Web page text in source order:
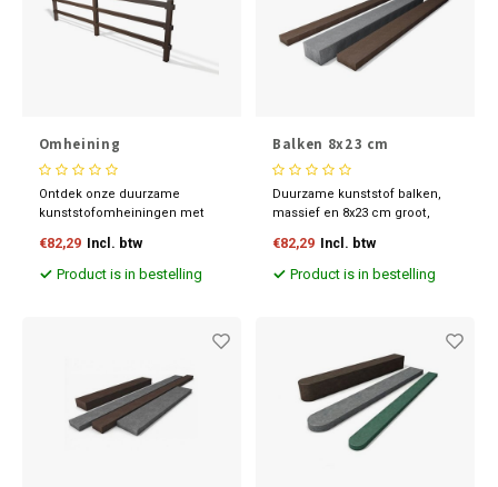
Omheining
Ontdek onze duurzame
kunststofomheiningen met
voor stabiliteit. Gemaakt van
100% gerecyclede
€82,29 Incl. btw
Product is in bestelling
Balken 8x23 cm
Duurzame kunststof balken,
massief en 8x23 cm groot,
gerecyclede kunststoffen.
Robuust, rotvrij en
€82,29 Incl. btw
Product is in bestelling